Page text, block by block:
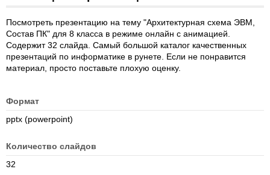
Посмотреть презентацию на тему "Архитектурная схема ЭВМ,
Состав ПК" для 8 класса в режиме онлайн с анимацией.
Содержит 32 слайда. Самый большой каталог качественных
презентаций по информатике в рунете. Если не понравится
материал, просто поставьте плохую оценку.
Формат
pptx (powerpoint)
Количество слайдов
32